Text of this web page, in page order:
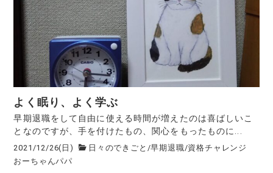
よく眠り、よく学ぶ
早期退職をして自由に使える時間が増えたのは喜ばしいこ
となのですが、手を付けたもの、関心をもったものに...
2021/12/26(日) 日々のできごと /早期退職/資格チャレンジ
おーちゃんパパ